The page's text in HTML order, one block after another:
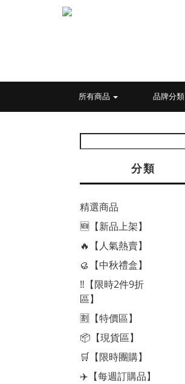
所有商品 品牌分類
分類
精選商品
🆕【新品上架】
🔥【人氣熱賣】
🥮【中秋禮盒】
‼️【限時2件9折
區】
🈹【特價區】
📦【現貨區】
🛒【限時團購】
✈️【每週訂購品】